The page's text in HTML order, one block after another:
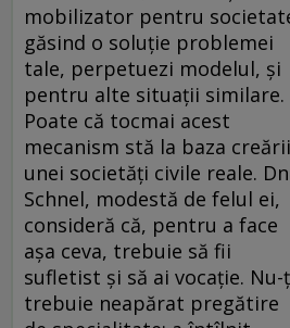
mobilizator pentru
găsind o soluţie problemei
tale, perpetuezi modelul, şi
pentru alte situaţii similare.
Poate că tocmai acest
mecanism stă la baza creării
unei societăţi civile reale.
Schnel, modestă de felul ei,
consideră că, pentru a face
aşa ceva, trebuie să fii
sufletist şi să ai vocaţie. Nu-
trebuie neapărat pregătire